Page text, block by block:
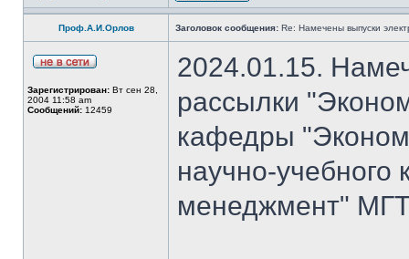
Проф.А.И.Орлов Заголовок сообщения: Re: Намечены выпуски
Зарегистрирован: Вт сен 28,
2004 11:58 am
Сообщений: 12459
2024.01.15.
рассылки
кафедры
научно-
менеджмент"